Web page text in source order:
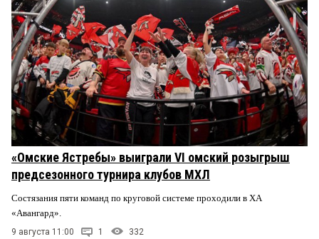
«Омские Ястребы» выиграли VI омский розыгрыш
предсезонного турнира клубов МХЛ
Состязания пяти команд по круговой системе проходили в ХА
«Авангард».
9 августа 11:00 1 332